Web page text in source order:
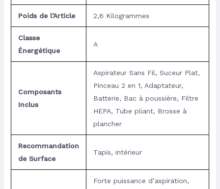
Poids de l’Article 2,6 Kilogrammes
Classe
Énergétique
A
Composants
Inclus
Aspirateur Sans Fil, Suceur Plat,
Pinceau 2 en 1, Adaptateur,
Batterie, Bac à poussière, Filtre
HEPA, Tube pliant, Brosse à
plancher
Recommandation
de Surface
Tapis, intérieur
Forte puissance d’aspiration,